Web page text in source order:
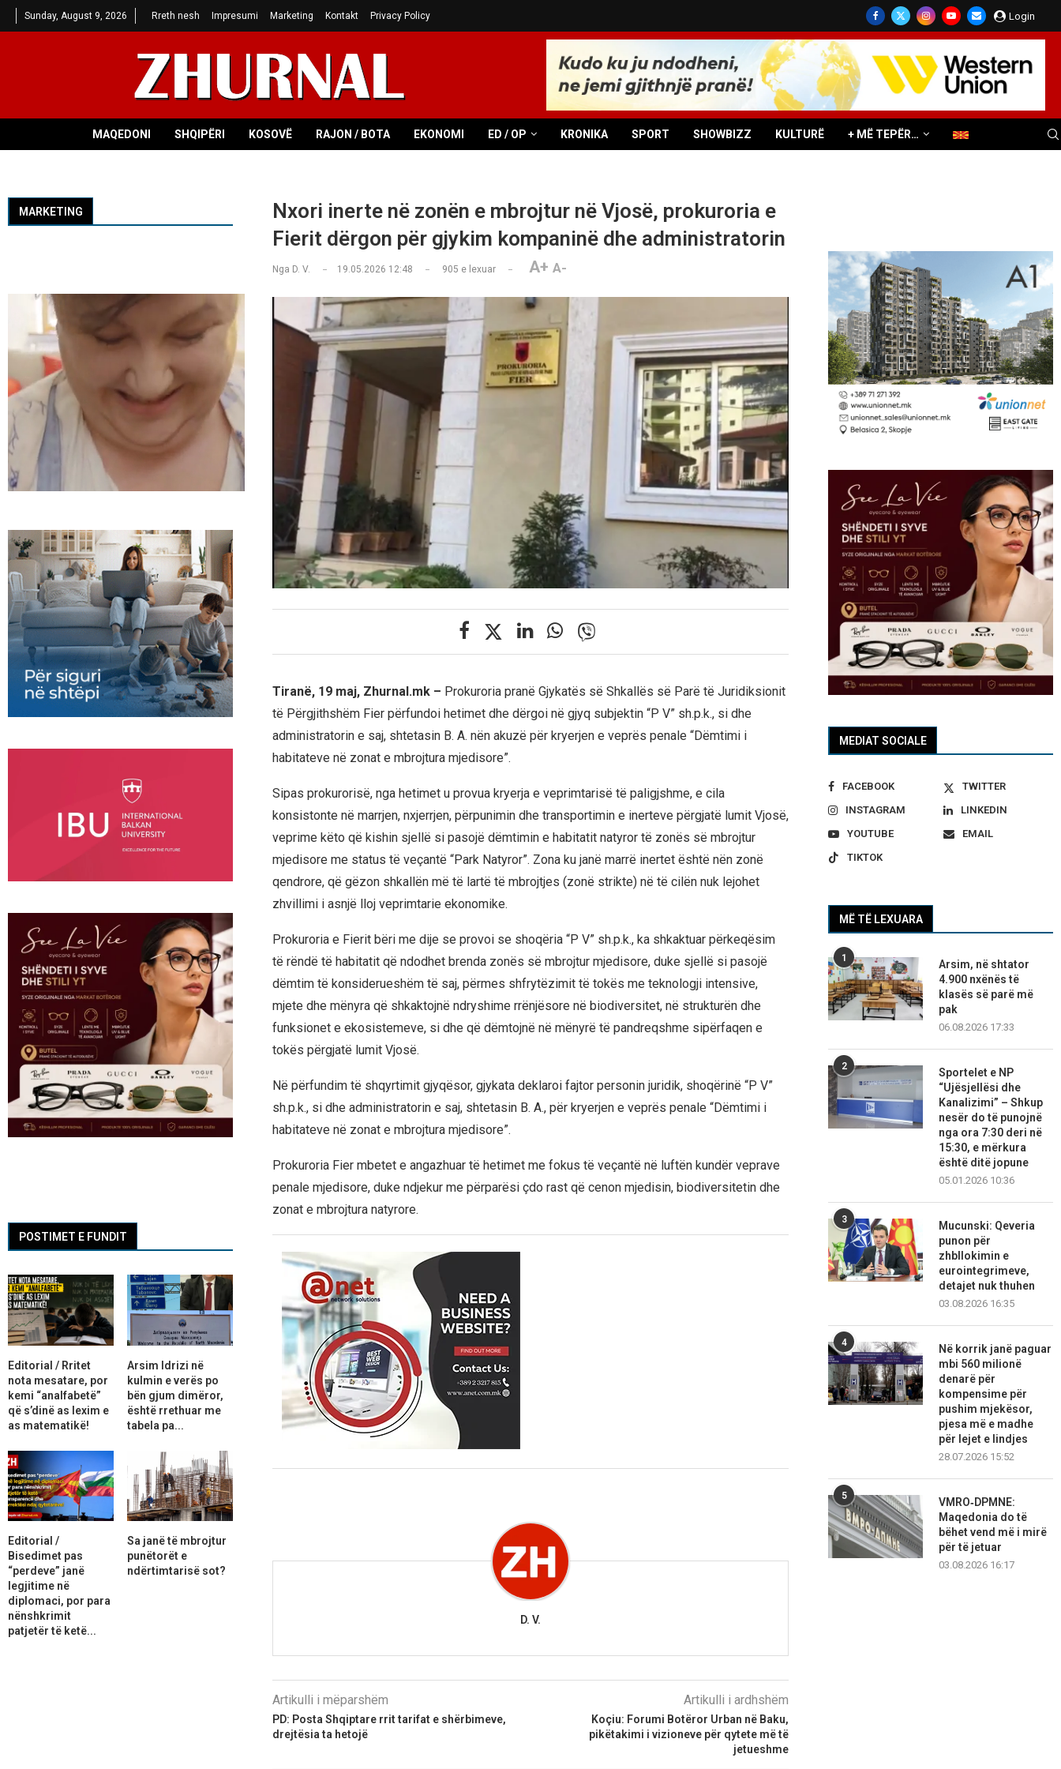
Sunday, August 9, 2026 Rreth nesh Impresumi Marketing Kontakt Privacy Policy Login
MAQEDONI SHQIPËRI KOSOVË RAJON / BOTA EKONOMI ED / OP KRONIKA SPORT SHOWBIZZ KULTURË + MË TEPËR…
Nxori inerte në zonën e mbrojtur në Vjosë, prokuroria e
Fierit dërgon për gjykim kompaninë dhe administratorin
Nga D. V. 19.05.2026 12:48 905 e lexuar A+ A-
Tiranë, 19 maj, Zhurnal.mk – Prokuroria pranë Gjykatës së Shkallës së Parë të Juridiksionit
të Përgjithshëm Fier përfundoi hetimet dhe dërgoi në gjyq subjektin “P V” sh.p.k., si dhe
administratorin e saj, shtetasin B. A. nën akuzë për kryerjen e veprës penale “Dëmtimi i
habitateve në zonat e mbrojtura mjedisore”.
Sipas prokurorisë, nga hetimet u provua kryerja e veprimtarisë të paligjshme, e cila
konsistonte në marrjen, nxjerrjen, përpunimin dhe transportimin e inerteve përgjatë lumit Vjosë,
veprime këto që kishin sjellë si pasojë dëmtimin e habitatit natyror të zonës së mbrojtur
mjedisore me status të veçantë “Park Natyror”. Zona ku janë marrë inertet është nën zonë
qendrore, që gëzon shkallën më të lartë të mbrojtjes (zonë strikte) në të cilën nuk lejohet
zhvillimi i asnjë lloj veprimtarie ekonomike.
Prokuroria e Fierit bëri me dije se provoi se shoqëria “P V” sh.p.k., ka shkaktuar përkeqësim
të rëndë të habitatit që ndodhet brenda zonës së mbrojtur mjedisore, duke sjellë si pasojë
dëmtim të konsiderueshëm të saj, përmes shfrytëzimit të tokës me teknologji intensive,
mjete dhe mënyra që shkaktojnë ndryshime rrënjësore në biodiversitet, në strukturën dhe
funksionet e ekosistemeve, si dhe që dëmtojnë në mënyrë të pandreqshme sipërfaqen e
tokës përgjatë lumit Vjosë.
Në përfundim të shqyrtimit gjyqësor, gjykata deklaroi fajtor personin juridik, shoqërinë “P V”
sh.p.k., si dhe administratorin e saj, shtetasin B. A., për kryerjen e veprës penale “Dëmtimi i
habitateve në zonat e mbrojtura mjedisore”.
Prokuroria Fier mbetet e angazhuar të hetimet me fokus të veçantë në luftën kundër veprave
penale mjedisore, duke ndjekur me përparësi çdo rast që cenon mjedisin, biodiversitetin dhe
zonat e mbrojtura natyrore.
D. V.
Artikulli i mëparshëm
PD: Posta Shqiptare rrit tarifat e shërbimeve,
drejtësia ta hetojë
Artikulli i ardhshëm
Koçiu: Forumi Botëror Urban në Baku,
pikëtakimi i vizioneve për qytete më të
jetueshme
MEDIAT SOCIALE
FACEBOOK
TWITTER
INSTAGRAM
LINKEDIN
YOUTUBE
EMAIL
TIKTOK
MË TË LEXUARA
1
Arsim, në shtator
4.900 nxënës të
klasës së parë më
pak
06.08.2026 17:33
2
Sportelet e NP
“Ujësjellësi dhe
Kanalizimi” – Shkup
nesër do të punojnë
nga ora 7:30 deri në
15:30, e mërkura
është ditë jopune
05.01.2026 10:36
3
Mucunski: Qeveria
punon për
zhbllokimin e
eurointegrimeve,
detajet nuk thuhen
03.08.2026 16:35
4
Në korrik janë paguar
mbi 560 milionë
denarë për
kompensime për
pushim mjekësor,
pjesa më e madhe
për lejet e lindjes
28.07.2026 15:52
5
VMRO‑DPMNE:
Maqedonia do të
bëhet vend më i mirë
për të jetuar
03.08.2026 16:17
MARKETING
POSTIMET E FUNDIT
Editorial / Rritet
nota mesatare, por
kemi “analfabetë”
që s’dinë as lexim e
as matematikë!
Arsim Idrizi në
kulmin e verës po
bën gjum dimëror,
është rrethuar me
tabela pa...
Editorial /
Bisedimet pas
“perdeve” janë
legjitime në
diplomaci, por para
nënshkrimit
patjetër të ketë...
Sa janë të mbrojtur
punëtorët e
ndërtimtarisë sot?